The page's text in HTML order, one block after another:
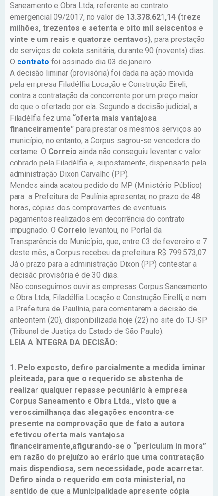
Saneamento e Obra Ltda, referente ao contrato
emergencial 09/2017, no valor de 13.378.621,14 (treze
milhões, trezentos e setenta e oito mil seiscentos e
vinte e um reais e quatorze centavos), para prestação
de serviços de coleta sanitária, durante 90 (noventa) dias.
O contrato foi assinado dia 03 de janeiro.
A decisão liminar (provisória) foi dada na ação movida
pela empresa Filadélfia Locação e Construção Eireli,
contra a contratação da concorrente por um preço maior
do que o ofertado por ela. Segundo a decisão judicial, a
Filadélfia fez uma “oferta mais vantajosa
financeiramente” para prestar os mesmos serviços ao
município, no entanto, a Corpus sagrou-se vencedora do
certame. O Correio ainda não conseguiu levantar o valor
cobrado pela Filadélfia e, supostamente, dispensado pela
administração Dixon Carvalho (PP).
Mendes ainda acatou pedido do MP (Ministério Público)
para a Prefeitura de Paulínia apresentar, no prazo de 48
horas, cópias dos comprovantes de eventuais
pagamentos realizados em decorrência do contrato
impugnado. O Correio levantou, no Portal da
Transparência do Município, que, entre 03 de fevereiro e 7
deste mês, a Corpus recebeu da prefeitura R$ 799.573,07.
Já o prazo para a administração Dixon (PP) contestar a
decisão provisória é de 30 dias.
Não conseguimos ouvir as empresas Corpus Saneamento
e Obra Ltda, Filadélfia Locação e Construção Eirelli, e nem
a Prefeitura de Paulínia, para comentarem a decisão de
anteontem (20), disponibilizada hoje (22) no site do TJ-SP
(Tribunal de Justiça do Estado de São Paulo).
LEIA A ÍNTEGRA DA DECISÃO:
1. Pelo exposto, defiro parcialmente a medida liminar
pleiteada, para que o requerido se abstenha de
realizar qualquer repasse pecuniário à empresa
Corpus Saneamento e Obra Ltda., visto que a
verossimilhança das alegações encontra-se
presente na comprovação que de fato a autora
efetivou oferta mais vantajosa
financeiramente,afigurando-se o “periculum in mora”
em razão do prejuízo ao erário que uma contratação
mais dispendiosa, sem necessidade, pode acarretar.
Defiro ainda o requerido em cota ministerial, no
sentido de que a Municipalidade apresente cópia